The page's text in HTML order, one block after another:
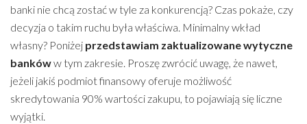
banki nie chcą zostać w tyle za konkurencją? Czas pokaże, czy
decyzja o takim ruchu była właściwa. Minimalny wkład
własny? Poniżej przedstawiam zaktualizowane wytyczne
bankóww tym zakresie. Proszę zwrócić uwagę, że nawet,
jeżeli jakiś podmiot finansowy oferuje możliwość
skredytowania 90% wartości zakupu, to pojawiają się liczne
wyjątki.